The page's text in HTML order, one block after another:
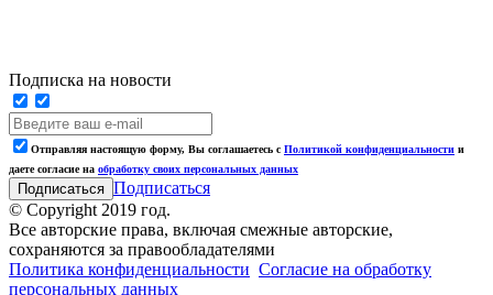
Подписка на новости
Отправляя настоящую форму, Вы соглашаетесь с Политикой конфиденциальности и
даете согласие на обработку своих персональных данных
Подписаться
© Copyright 2019 год.
Все авторские права, включая смежные авторские,
сохраняются за правообладателями
Политика конфиденциальности Согласие на обработку
персональных данных